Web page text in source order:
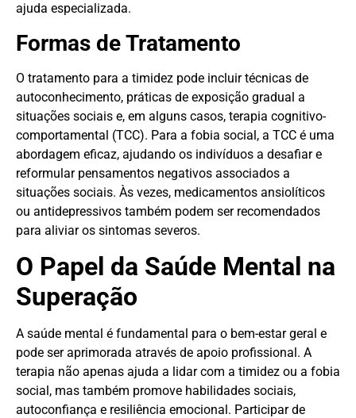
ajuda especializada.
Formas de Tratamento
O tratamento para a timidez pode incluir técnicas de
autoconhecimento, práticas de exposição gradual a
situações sociais e, em alguns casos, terapia cognitivo-
comportamental (TCC). Para a fobia social, a TCC é uma
abordagem eficaz, ajudando os indivíduos a desafiar e
reformular pensamentos negativos associados a
situações sociais. Às vezes, medicamentos ansiolíticos
ou antidepressivos também podem ser recomendados
para aliviar os sintomas severos.
O Papel da Saúde Mental na
Superação
A saúde mental é fundamental para o bem-estar geral e
pode ser aprimorada através de apoio profissional. A
terapia não apenas ajuda a lidar com a timidez ou a fobia
social, mas também promove habilidades sociais,
autoconfiança e resiliência emocional. Participar de